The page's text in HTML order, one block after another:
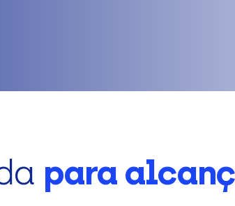
para